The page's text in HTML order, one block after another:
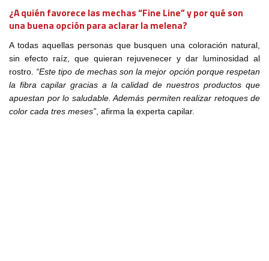
¿A quién favorece las mechas “Fine Line” y por qué son
una buena opción para aclarar la melena?
A todas aquellas personas que busquen una coloración natural,
sin efecto raíz, que quieran rejuvenecer y dar luminosidad al
rostro. “Este tipo de mechas son la mejor opción porque respetan
la fibra capilar gracias a la calidad de nuestros productos que
apuestan por lo saludable. Además permiten realizar retoques de
color cada tres meses” , afirma la experta capilar.